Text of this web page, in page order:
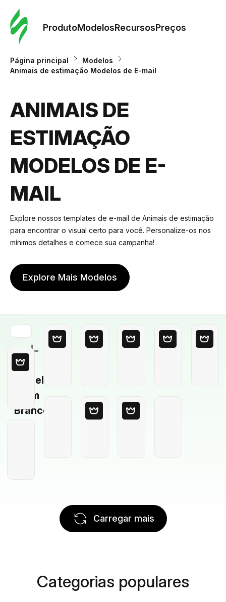
ProdutoModelosRecursosPreços
Página principal
Modelos
Animais de estimação Modelos de E-mail
ANIMAIS DE
ESTIMAÇÃO
MODELOS DE E-
MAIL
Explore nossos templates de e-mail de Animais de estimação
para encontrar o visual certo para você. Personalize-os nos
mínimos detalhes e comece sua campanha!
Explore Mais Modelos
Modelo
em
Branco
Carregar mais
Categorias populares